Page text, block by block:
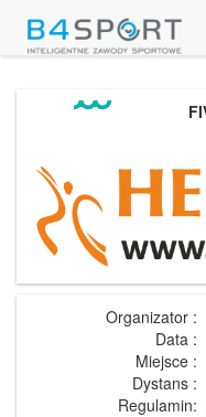
Organizator :
Data :
Miejsce :
Dystans :
Regulamin: